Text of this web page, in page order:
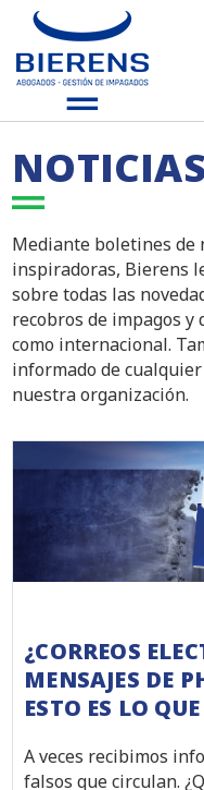
Mediante boletines de
inspiradoras, Bierens
sobre todas las
recobros de impagos
como internacional.
informado de
nuestra organización.
¿CORREOS
MENSAJES DE
ESTO ES LO
A veces recibimos
falsos que circulan.